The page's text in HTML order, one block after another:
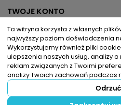
TWOJE KONTO
INFORMACJE DLA CIEBIE
PRODUKTY
Ta witryna korzysta z własnych
najwyższy poziom doświadczenia
Wykorzystujemy również pliki
ulepszenia naszych usług, analizy
reklam związanych z Twoimi
analizy Twoich zachowań podczas
Odrzuć